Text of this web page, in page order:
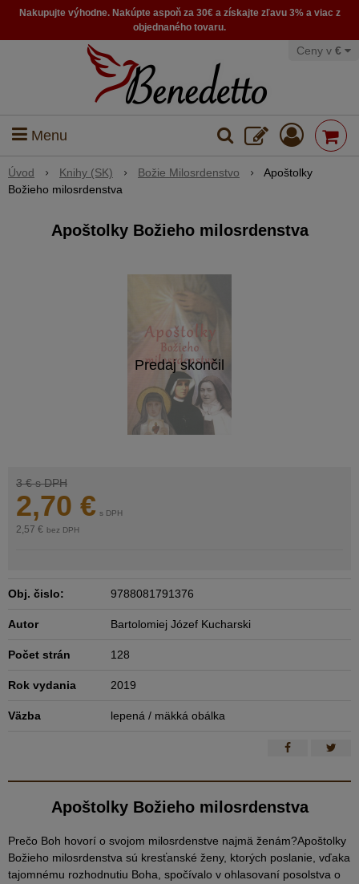
Nakupujte výhodne. Nakúpte aspoň za 30€ a získajte zľavu 3% a viac z
objednaného tovaru.
Menu
Ceny v €
Úvod Knihy (SK) Božie Milosrdenstvo
Apoštolky
Božieho milosrdenstva
Apoštolky Božieho milosrdenstva
3 €s DPH
2,70 € s DPH
2,57 € bez DPH
Obj. čislo: 9788081791376
Autor Bartolomiej Józef Kucharski
Počet strán 128
Rok vydania 2019
Väzba lepená / mäkká obálka
Apoštolky Božieho milosrdenstva
Prečo Boh hovorí o svojom milosrdenstve najmä ženám?Apoštolky
Božieho milosrdenstva sú kresťanské ženy, ktorých poslanie, vďaka
tajomnému rozhodnutiu Boha, spočívalo v ohlasovaní posolstva o